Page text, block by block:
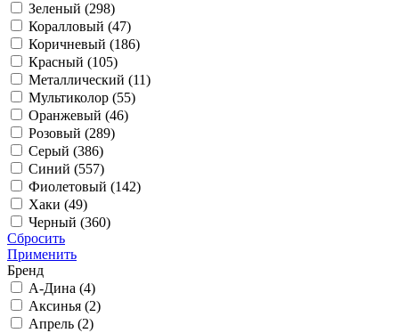
Зеленый (298)
Коралловый (47)
Коричневый (186)
Красный (105)
Металлический (11)
Мультиколор (55)
Оранжевый (46)
Розовый (289)
Серый (386)
Синий (557)
Фиолетовый (142)
Хаки (49)
Черный (360)
Сбросить
Применить
Бренд
А-Дина (4)
Аксинья (2)
Апрель (2)